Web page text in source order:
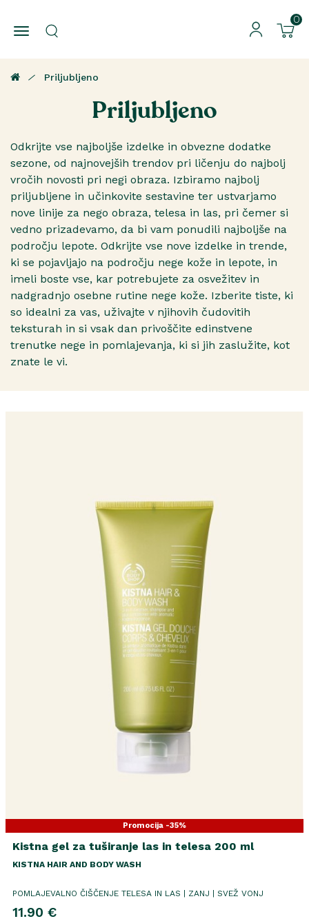
0
Priljubljeno
Priljubljeno
Odkrijte vse najboljše izdelke in obvezne dodatke
sezone, od najnovejših trendov pri ličenju do najbolj
vročih novosti pri negi obraza. Izbiramo najbolj
priljubljene in učinkovite sestavine ter ustvarjamo
nove linije za nego obraza, telesa in las, pri čemer si
vedno prizadevamo, da bi vam ponudili najboljše na
področju lepote. Odkrijte vse nove izdelke in trende,
ki se pojavljajo na področju nege kože in lepote, in
imeli boste vse, kar potrebujete za osvežitev in
nadgradnjo osebne rutine nege kože. Izberite tiste, ki
so idealni za vas, uživajte v njihovih čudovitih
teksturah in si vsak dan privoščite edinstvene
trenutke nege in pomlajevanja, ki si jih zaslužite, kot
znate le vi.
Promocija -35%
Kistna gel za tuširanje las in telesa 200 ml
KISTNA HAIR AND BODY WASH
POMLAJEVALNO ČIŠČENJE TELESA IN LAS | ZANJ | SVEŽ VONJ
11.90 €